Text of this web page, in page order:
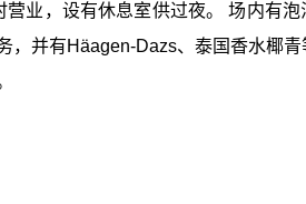
业，设有休息室供过夜。 场内有泡
，并有Häagen-Dazs、泰国香水椰青